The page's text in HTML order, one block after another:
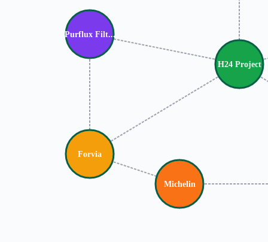
H24 Project
Purflux Filt...
Forvia
Michelin